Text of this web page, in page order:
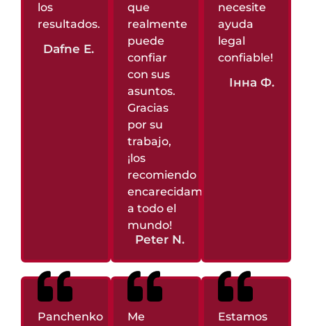
los
resultados.
Dafne E.
que
realmente
puede
confiar
con sus
asuntos.
Gracias
por su
trabajo,
¡los
recomiendo
encarecidamente
a todo el
mundo!
Peter N.
necesite
ayuda
legal
confiable!
Інна Ф.
Panchenko
Me
Estamos